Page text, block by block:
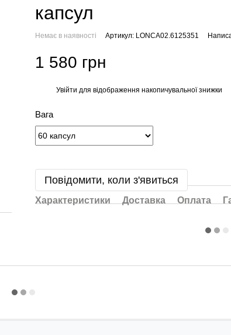
капсул
Немає в наявності Артикул: LONCA02.6125351
1 580 грн
Увійти для відображення накопичувальної знижки
Вага
Повідомити, коли з'явиться
Характеристики Доставка Оплата